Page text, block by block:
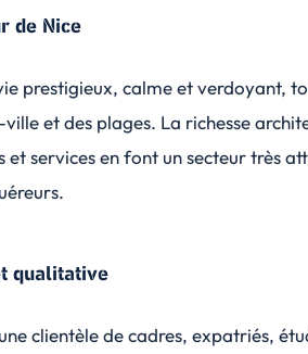
de Nice
prestigieux, calme et verdoyant,
et des plages. La richesse
et services en font un secteur très
qualitative
clientèle de cadres, expatriés,